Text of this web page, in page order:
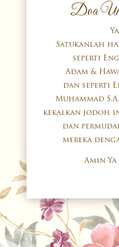
Doa
Satukanlah
seperti
Adam &
dan seperti
Muhammad
kekalkan jodoh
dan
mereka
Amin